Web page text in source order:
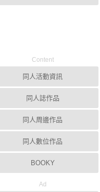
Content
同人活動資訊
同人誌作品
同人周邊作品
同人數位作品
BOOKY
Ad